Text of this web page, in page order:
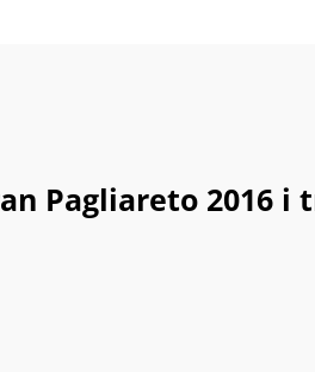
Pagliareto 2016 i